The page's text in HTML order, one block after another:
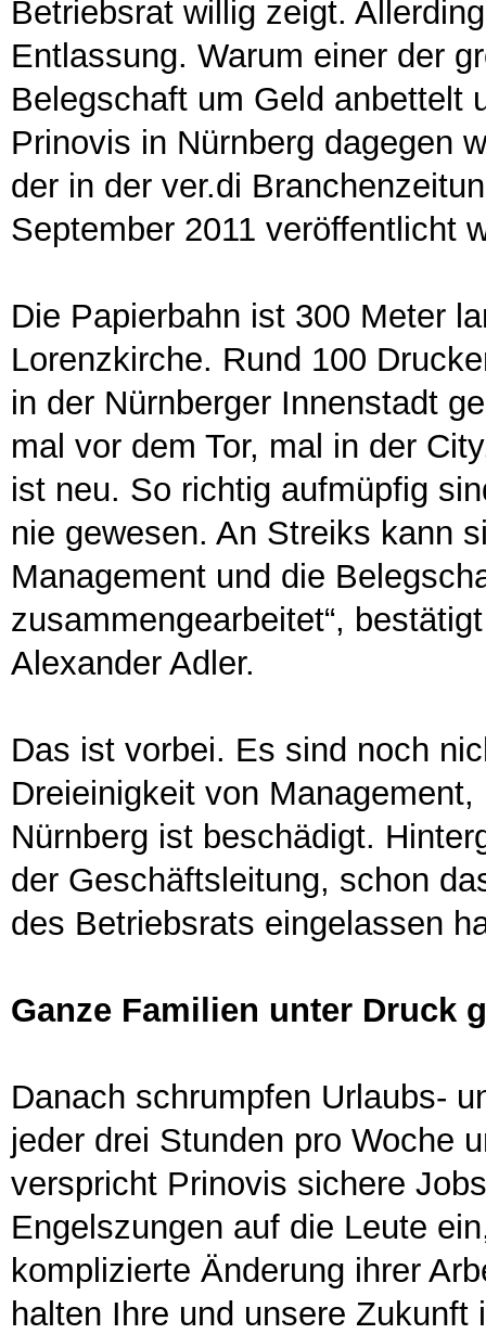
Betriebsrat willig zeigt.
Entlassung. Warum einer der
Belegschaft um Geld anbettelt
Prinovis in Nürnberg dagegen
der in der ver.di
September 2011 veröffentlicht
Die Papierbahn ist 300 Meter
Lorenzkirche. Rund 100
in der Nürnberger Innenstadt
mal vor dem Tor, mal in der
ist neu. So richtig aufmüpfig
nie gewesen. An Streiks kann
Management und die
zusammengearbeitet“,
Alexander Adler.
Das ist vorbei. Es sind noch
Dreieinigkeit von
Nürnberg ist beschädigt.
der Geschäftsleitung, schon
des Betriebsrats eingelassen
Ganze Familien unter Druck
Danach schrumpfen Urlaubs-
jeder drei Stunden pro Woche
verspricht Prinovis sichere
Engelszungen auf die Leute
komplizierte Änderung ihrer
halten Ihre und unsere Zukunft